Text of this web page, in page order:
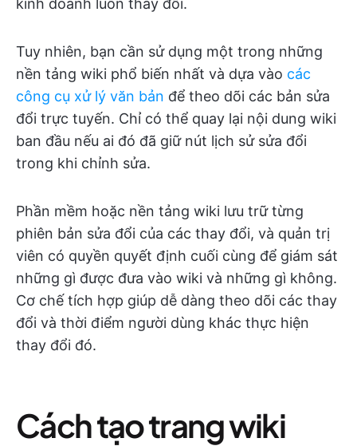
kinh doanh luôn thay đổi.
Tuy nhiên, bạn cần sử dụng một trong những
nền tảng wiki phổ biến nhất và dựa vào các
công cụ xử lý văn bản để theo dõi các bản sửa
đổi trực tuyến. Chỉ có thể quay lại nội dung wiki
ban đầu nếu ai đó đã giữ nút lịch sử sửa đổi
trong khi chỉnh sửa.
Phần mềm hoặc nền tảng wiki lưu trữ từng
phiên bản sửa đổi của các thay đổi, và quản trị
viên có quyền quyết định cuối cùng để giám sát
những gì được đưa vào wiki và những gì không.
Cơ chế tích hợp giúp dễ dàng theo dõi các thay
đổi và thời điểm người dùng khác thực hiện
thay đổi đó.
Cách tạo trang wiki